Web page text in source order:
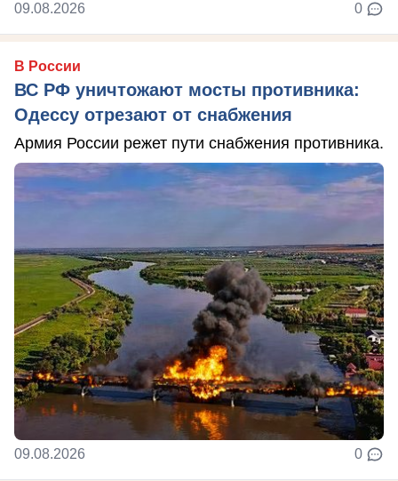
09.08.2026 0
В России
ВС РФ уничтожают мосты противника:
Одессу отрезают от снабжения
Армия России режет пути снабжения противника.
09.08.2026 0